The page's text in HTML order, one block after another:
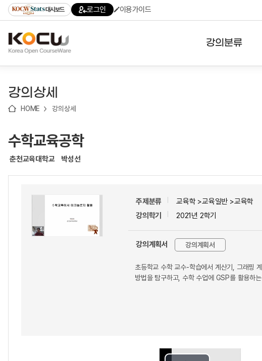
기
기
기
content)
가
대시보드 로그인 이용가이드
강의분류
강의상세
HOME 강의상세
수학교육공학
춘천교육대학교 박성선
주제분류
교육학 >교육일반 >교육학
강의학기
2021년 2학기
강의계획서 강의계획서
초등학교 수학 교수-학습에서 계산기, 그래핑
방법을 탐구하고, 수학 수업에 GSP를 활용하